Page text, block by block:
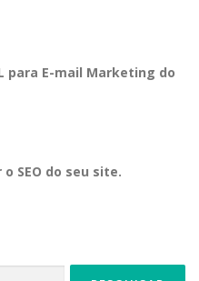
para E-mail Marketing do
SEO do seu site.